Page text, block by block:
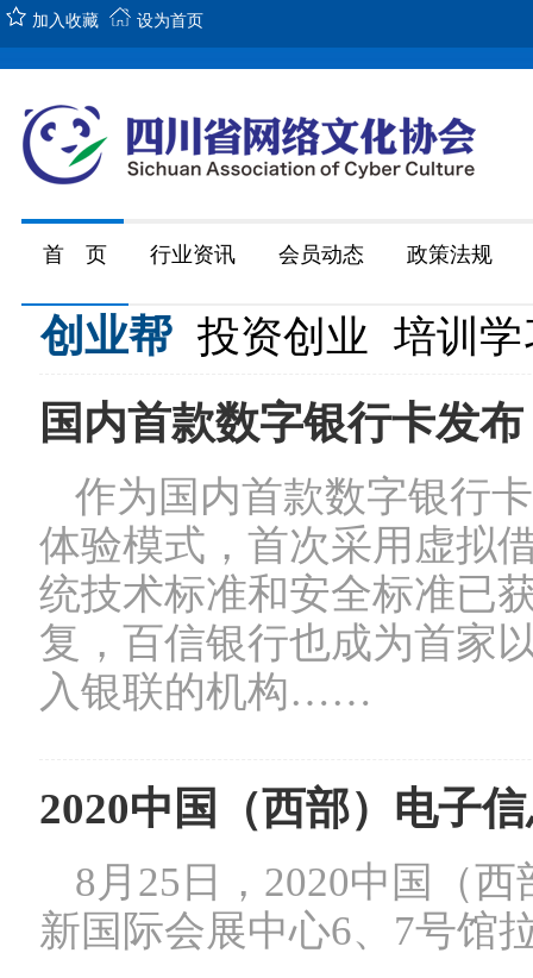
加入收藏 设为首页
首 页 行业资讯 会员动态 政策法规
创业帮 投资创业 培训学
国内首款数字银行卡发布
作为国内首款数字银行
体验模式，首次采用虚拟
统技术标准和安全标准已
复，百信银行也成为首家
入银联的机构……
2020中国（西部）电子
8月25日，2020中国（
新国际会展中心6、7号